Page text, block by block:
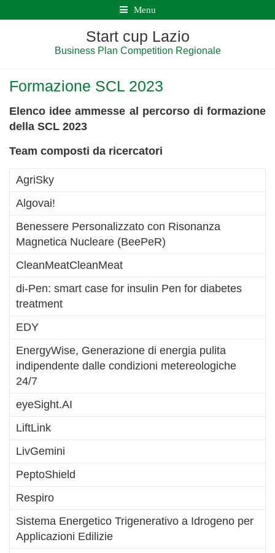
Menu
Start cup Lazio
Business Plan Competition Regionale
Formazione SCL 2023
Elenco idee ammesse al percorso di formazione
della SCL 2023
Team composti da ricercatori
AgriSky
Algovai!
Benessere Personalizzato con Risonanza
Magnetica Nucleare (BeePeR)
CleanMeatCleanMeat
di-Pen: smart case for insulin Pen for diabetes
treatment
EDY
EnergyWise, Generazione di energia pulita
indipendente dalle condizioni metereologiche
24/7
eyeSight.AI
LiftLink
LivGemini
PeptoShield
Respiro
Sistema Energetico Trigenerativo a Idrogeno per
Applicazioni Edilizie